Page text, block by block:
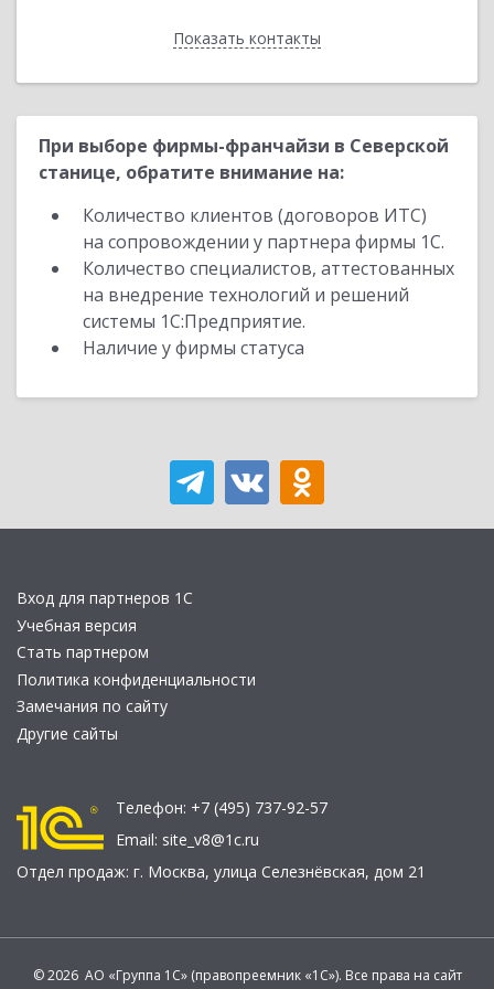
Показать контакты
Назад
При выборе фирмы-франчайзи в Северской
станице, обратите внимание на:
Количество клиентов (договоров ИТС)
на сопровождении у партнера фирмы 1С.
Количество специалистов, аттестованных
на внедрение технологий и решений
системы 1С:Предприятие.
Наличие у фирмы статуса
Вход для партнеров 1С
Учебная версия
Стать партнером
Политика конфиденциальности
Замечания по сайту
Другие сайты
Телефон: +7 (495) 737-92-57
Email: site_v8@1c.ru
Отдел продаж: г. Москва, улица Селезнёвская, дом 21
© 2026 АО «Группа 1С» (правопреемник «1С»). Все права на сайт